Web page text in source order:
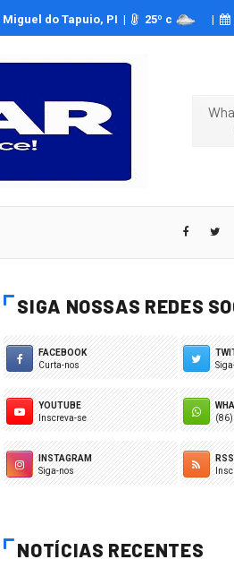
Oliveira relata ser vítima de deepfakes
do Tapuio, PI | 25º c |
SIGA NOSSAS REDES
FACEBOOK
Curta-nos
YOUTUBE
Inscreva-se
(86)
INSTAGRAM
Siga-nos
RSS
NOTÍCIAS RECENTES